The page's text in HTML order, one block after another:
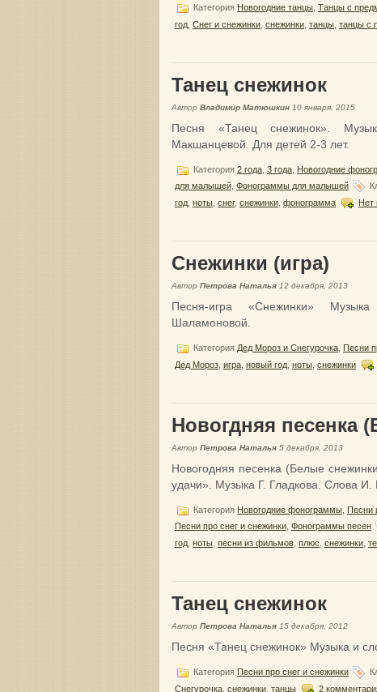
Категория Новогодние танцы Танцы с
год Снег и снежинки снежинки танцы танцы с
Танец снежинок
Автор Владимир Матюшкин 10 января, 2015
Песня «Танец снежинок».
Макшанцевой. Для детей 2-3 лет.
Категория 2 года 3 года Новогодние
для малышей Фонограммы для малышей
год ноты снег, снежинки фонограмма Нет
Снежинки (игра)
Автор Петрова Наталья 12 декабря, 2013
Песня-игра «Снежинки»
Шаламоновой.
Категория Дед Мороз и Снегурочка Песни
Дед Мороз игра новый год ноты снежинки
Новогдняя песенка
Автор Петрова Наталья 5 декабря, 2013
Новогодняя песенка (Белые
удачи». Музыка Г. Гладкова. Слова
Категория Новогодние фонограммы Песни
Песни про снег и снежинки Фонограммы песен
год ноты песни из фильмов плюс снежинки
Танец снежинок
Автор Петрова Наталья 15 декабря, 2012
Песня «Танец снежинок» Музыка и
Категория Песни про снег и снежинки
Снегурочка снежинки танцы 2